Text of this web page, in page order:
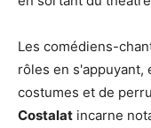
Les comédiens-
rôles en
costumes et de
Costalat incarne